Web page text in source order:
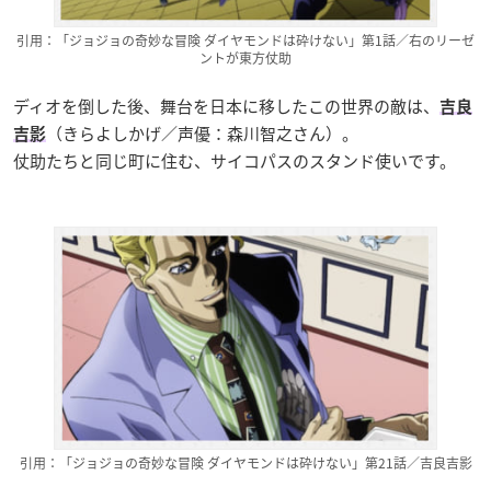
引用：「ジョジョの奇妙な冒険 ダイヤモンドは砕けない」第1話／右のリーゼ
ントが東方仗助
ディオを倒した後、舞台を日本に移したこの世界の敵は、
吉良
吉影
（きらよしかげ／声優：森川智之さん）。
仗助たちと同じ町に住む、サイコパスのスタンド使いです。
引用：「ジョジョの奇妙な冒険 ダイヤモンドは砕けない」第21話／吉良吉影